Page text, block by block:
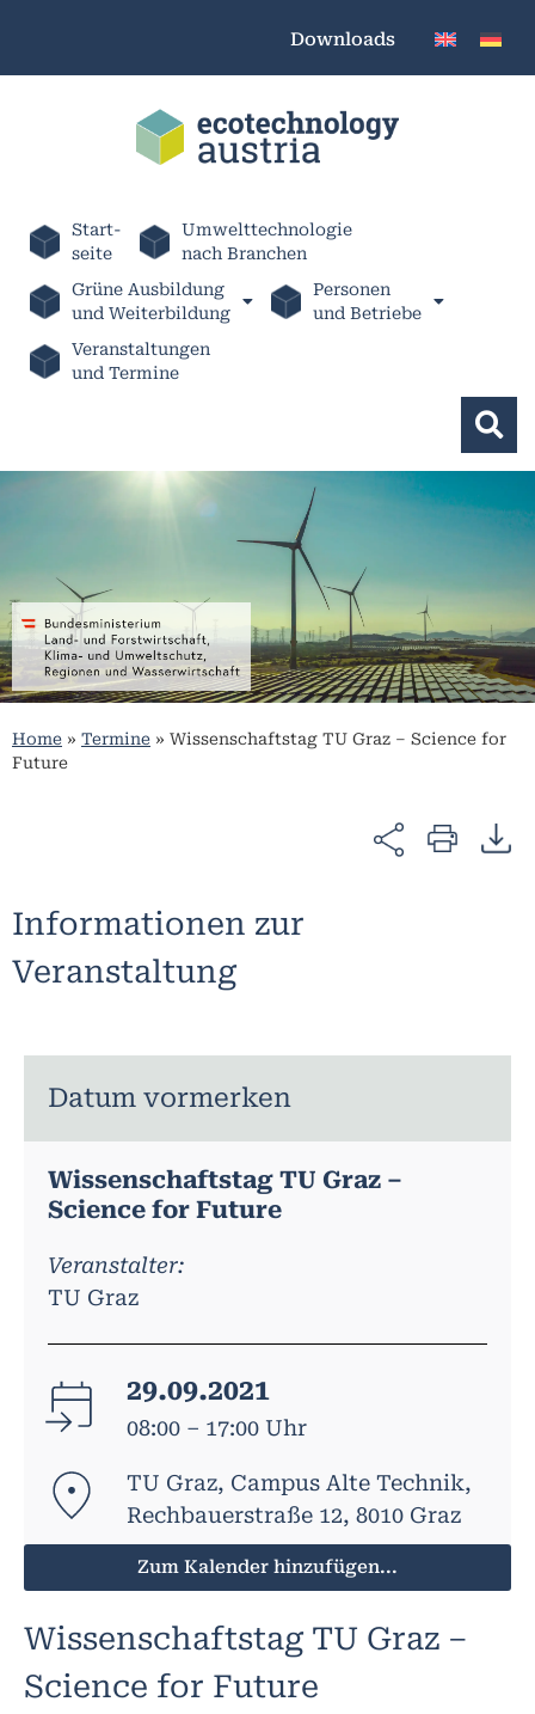
Downloads
Start-
seite
Umwelttechnologie
nach Branchen
Grüne Ausbildung
und Weiterbildung
Personen
und Betriebe
Veranstaltungen
und Termine
Home » Termine » Wissenschaftstag TU Graz – Science for
Future
Informationen zur
Veranstaltung
Datum vormerken
Wissenschaftstag TU Graz –
Science for Future
Veranstalter:
TU Graz
29.09.2021
08:00 – 17:00 Uhr
TU Graz, Campus Alte Technik,
Rechbauerstraße 12, 8010 Graz
Zum Kalender hinzufügen...
Wissenschaftstag TU Graz –
Science for Future